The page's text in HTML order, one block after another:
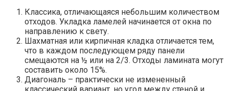
Классика, отличающаяся небольшим количеством
отходов. Укладка ламелей начинается от окна по
направлению к свету.
Шахматная или кирпичная кладка отличается тем,
что в каждом последующем ряду панели
смещаются на ½ или на 2/3. Отходы ламината могут
составить около 15%.
Диагональ – практически не измененный